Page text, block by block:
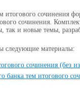
итогового сочинения
сочинения.
так и новые темы,
материалы:
сочинения (без
банка тем итогового